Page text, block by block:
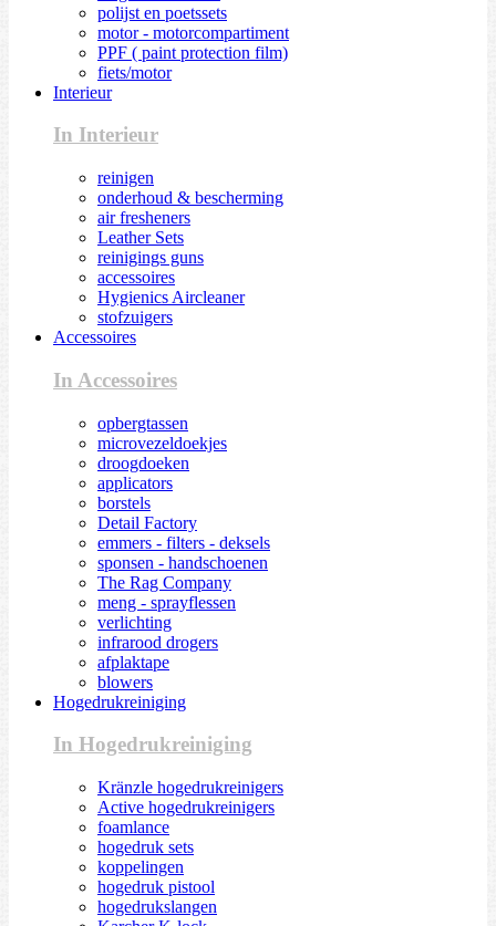
polijst en poetssets
motor - motorcompartiment
PPF ( paint protection film)
fiets/motor
Interieur
In Interieur
reinigen
onderhoud & bescherming
air fresheners
Leather Sets
reinigings guns
accessoires
Hygienics Aircleaner
stofzuigers
Accessoires
In Accessoires
opbergtassen
microvezeldoekjes
droogdoeken
applicators
borstels
Detail Factory
emmers - filters - deksels
sponsen - handschoenen
The Rag Company
meng - sprayflessen
verlichting
infrarood drogers
afplaktape
blowers
Hogedrukreiniging
In Hogedrukreiniging
Kränzle hogedrukreinigers
Active hogedrukreinigers
foamlance
hogedruk sets
koppelingen
hogedruk pistool
hogedrukslangen